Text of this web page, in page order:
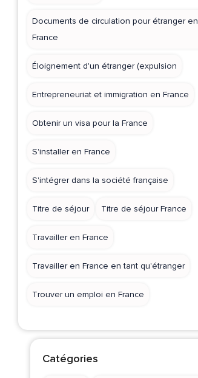
Documents de circulation pour étranger en
France
Éloignement d'un étranger (expulsion
Entrepreneuriat et immigration en France
Obtenir un visa pour la France
S'installer en France
S'intégrer dans la société française
Titre de séjour Titre de séjour France
Travailler en France
Travailler en France en tant qu'étranger
Trouver un emploi en France
Catégories